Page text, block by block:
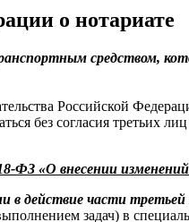
о нотариате
средством,
Российской
без согласия
«О внесении
действие части
задач) в